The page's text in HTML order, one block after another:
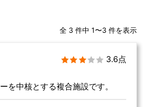
全 3 件中 1〜3 件を表示
3.6点
を中核とする複合施設です。